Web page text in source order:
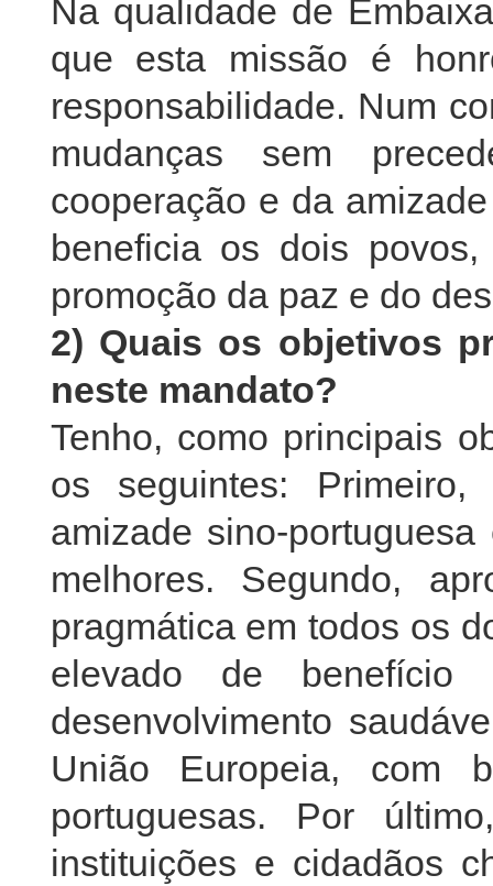
Na qualidade de
que esta missão é
responsabilidade. Num
mudanças sem
cooperação e da
beneficia os dois
promoção da paz e do
2) Quais os objetivos
neste mandato?
Tenho, como principais
os seguintes:
amizade sino-
melhores. Segundo,
pragmática em todos os
elevado de benefício
desenvolvimento
União Europeia, com
portuguesas. Por
instituições e cidadãos